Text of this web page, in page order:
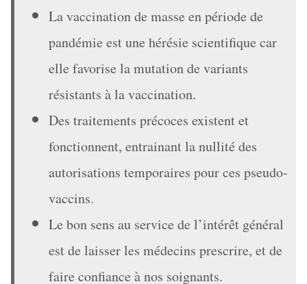
La vaccination de masse en période de
pandémie est une hérésie scientifique car
elle favorise la mutation de variants
résistants à la vaccination.
Des traitements précoces existent et
fonctionnent, entrainant la nullité des
autorisations temporaires pour ces pseudo-
vaccins.
Le bon sens au service de l’intérêt général
est de laisser les médecins prescrire, et de
faire confiance à nos soignants.